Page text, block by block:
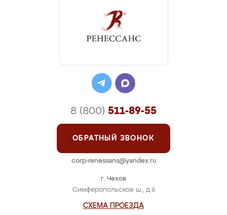
г. Чехов
Симферопольское ш., д.6
СХЕМА ПРОЕЗДА
8 (800) 511-89-55
ОБРАТНЫЙ ЗВОНОК
corp-renessans@yandex.ru